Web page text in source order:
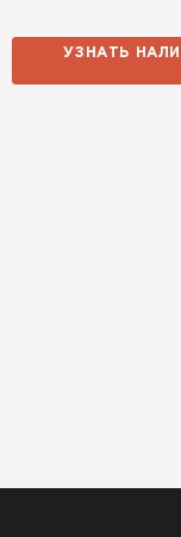
УЗНАТЬ